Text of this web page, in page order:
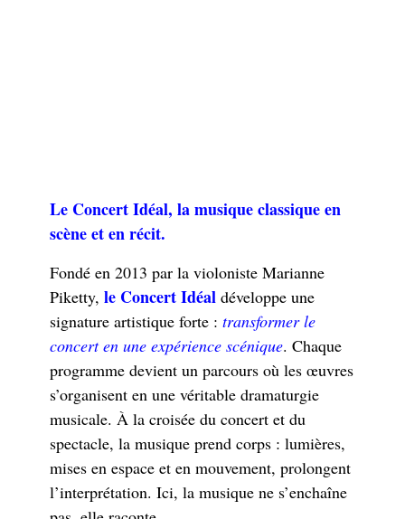
Le Concert Idéal, la musique classique en
scène et en récit.
Fondé en 2013 par la violoniste Marianne
Piketty, le Concert Idéal développe une
signature artistique forte : transformer le
concert en une expérience scénique. Chaque
programme devient un parcours où les œuvres
s’organisent en une véritable dramaturgie
musicale. À la croisée du concert et du
spectacle, la musique prend corps : lumières,
mises en espace et en mouvement, prolongent
l’interprétation. Ici, la musique ne s’enchaîne